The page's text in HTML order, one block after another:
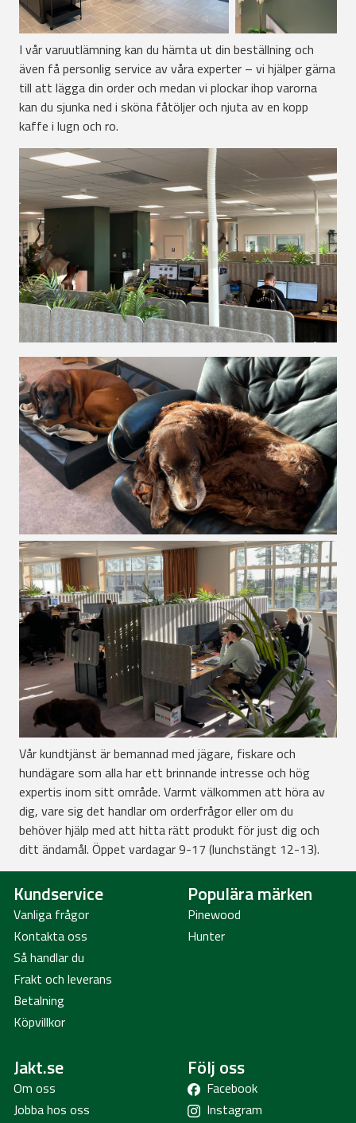
I vår varuutlämning kan du hämta ut din beställning och
även få personlig service av våra experter – vi hjälper gärna
till att lägga din order och medan vi plockar ihop varorna
kan du sjunka ned i sköna fåtöljer och njuta av en kopp
kaffe i lugn och ro.
Vår kundtjänst är bemannad med jägare, fiskare och
hundägare som alla har ett brinnande intresse och hög
expertis inom sitt område. Varmt välkommen att höra av
dig, vare sig det handlar om orderfrågor eller om du
behöver hjälp med att hitta rätt produkt för just dig och
ditt ändamål. Öppet vardagar 9-17 (lunchstängt 12-13).
Kundservice
Vanliga frågor
Kontakta oss
Så handlar du
Frakt och leverans
Betalning
Köpvillkor
Populära märken
Pinewood
Hunter
Jakt.se
Om oss
Jobba hos oss
Följ oss
Facebook
Instagram